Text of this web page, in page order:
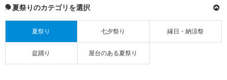
夏祭りのカテゴリを選択
夏祭り 七夕祭り 縁日・納涼祭
盆踊り 屋台のある夏祭り